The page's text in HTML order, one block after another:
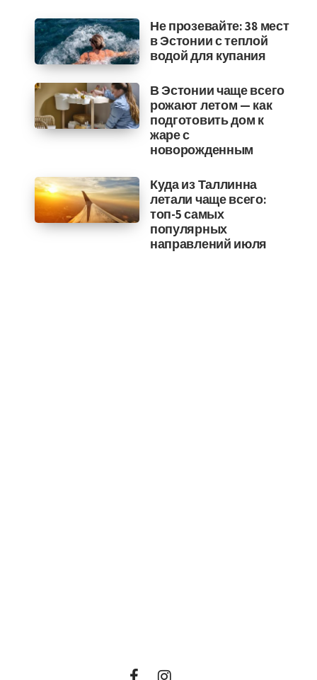
Не прозевайте: 38 мест
в Эстонии с теплой
водой для купания
В Эстонии чаще всего
рожают летом — как
подготовить дом к
жаре с
новорожденным
Куда из Таллинна
летали чаще всего:
топ-5 самых
популярных
направлений июля